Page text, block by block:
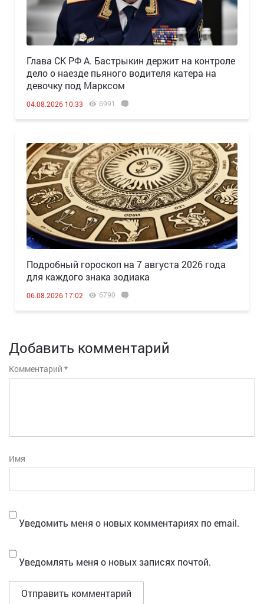
Глава СК РФ А. Бастрыкин держит на контроле
дело о наезде пьяного водителя катера на
девочку под Марксом
04.08.2026 10:33 6991
Подробный гороскоп на 7 августа 2026 года
для каждого знака зодиака
06.08.2026 17:02 6790
Добавить комментарий
Комментарий *
Имя
Уведомить меня о новых комментариях по email.
Уведомлять меня о новых записях почтой.